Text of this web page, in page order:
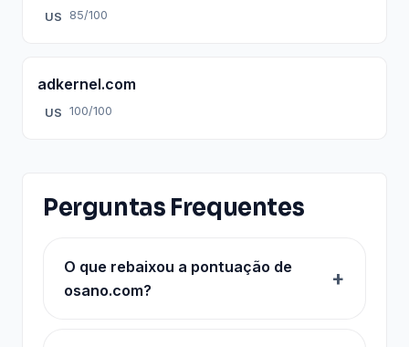
US 85/100
adkernel.com
US 100/100
Perguntas Frequentes
O que rebaixou a pontuação de
osano.com?